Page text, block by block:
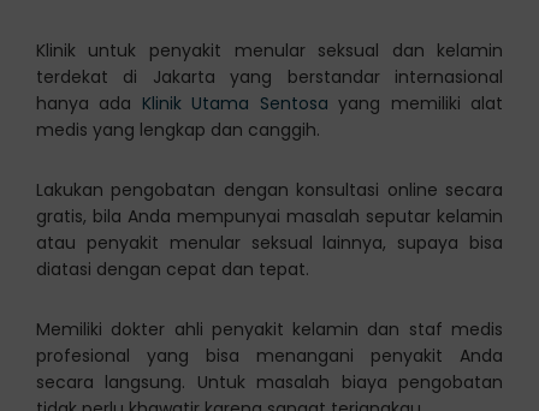
Klinik untuk penyakit menular seksual dan kelamin
terdekat di Jakarta yang berstandar internasional
hanya ada Klinik Utama Sentosa yang memiliki alat
medis yang lengkap dan canggih.
Lakukan pengobatan dengan konsultasi online secara
gratis, bila Anda mempunyai masalah seputar kelamin
atau penyakit menular seksual lainnya, supaya bisa
diatasi dengan cepat dan tepat.
Memiliki dokter ahli penyakit kelamin dan staf medis
profesional yang bisa menangani penyakit Anda
secara langsung. Untuk masalah biaya pengobatan